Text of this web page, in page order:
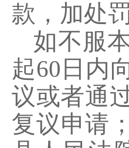
款，加处
如不服
起60 日 内
议或者通
复议申请